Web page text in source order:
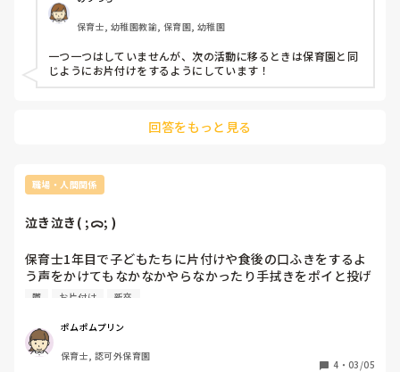
保育士, 幼稚園教諭, 保育園, 幼稚園
一つ一つはしていませんが、次の活動に移るときは保育園と同
じようにお片付けをするようにしています！
回答をもっと見る
職場・人間関係
泣き泣き( ;ᯅ; )
保育士1年目で子どもたちに片付けや食後の口ふきをするよ
う声をかけてもなかなかやらなかったり手拭きをポイと投げ
たりされて、聞いてくれないなぁって鬱になりそうな時に先
聞いて下さい｣とか｢○○せんせいを困らせないの｣とか子ど
もたちに言ってるのを聞くと余計にはぁ、、って鬱になりそ
うなのは私だけなのかな🥲🥲🥲
鬱 お片付け 新卒
ポムポムプリン
保育士, 認可外保育園
4 ・ 03/05